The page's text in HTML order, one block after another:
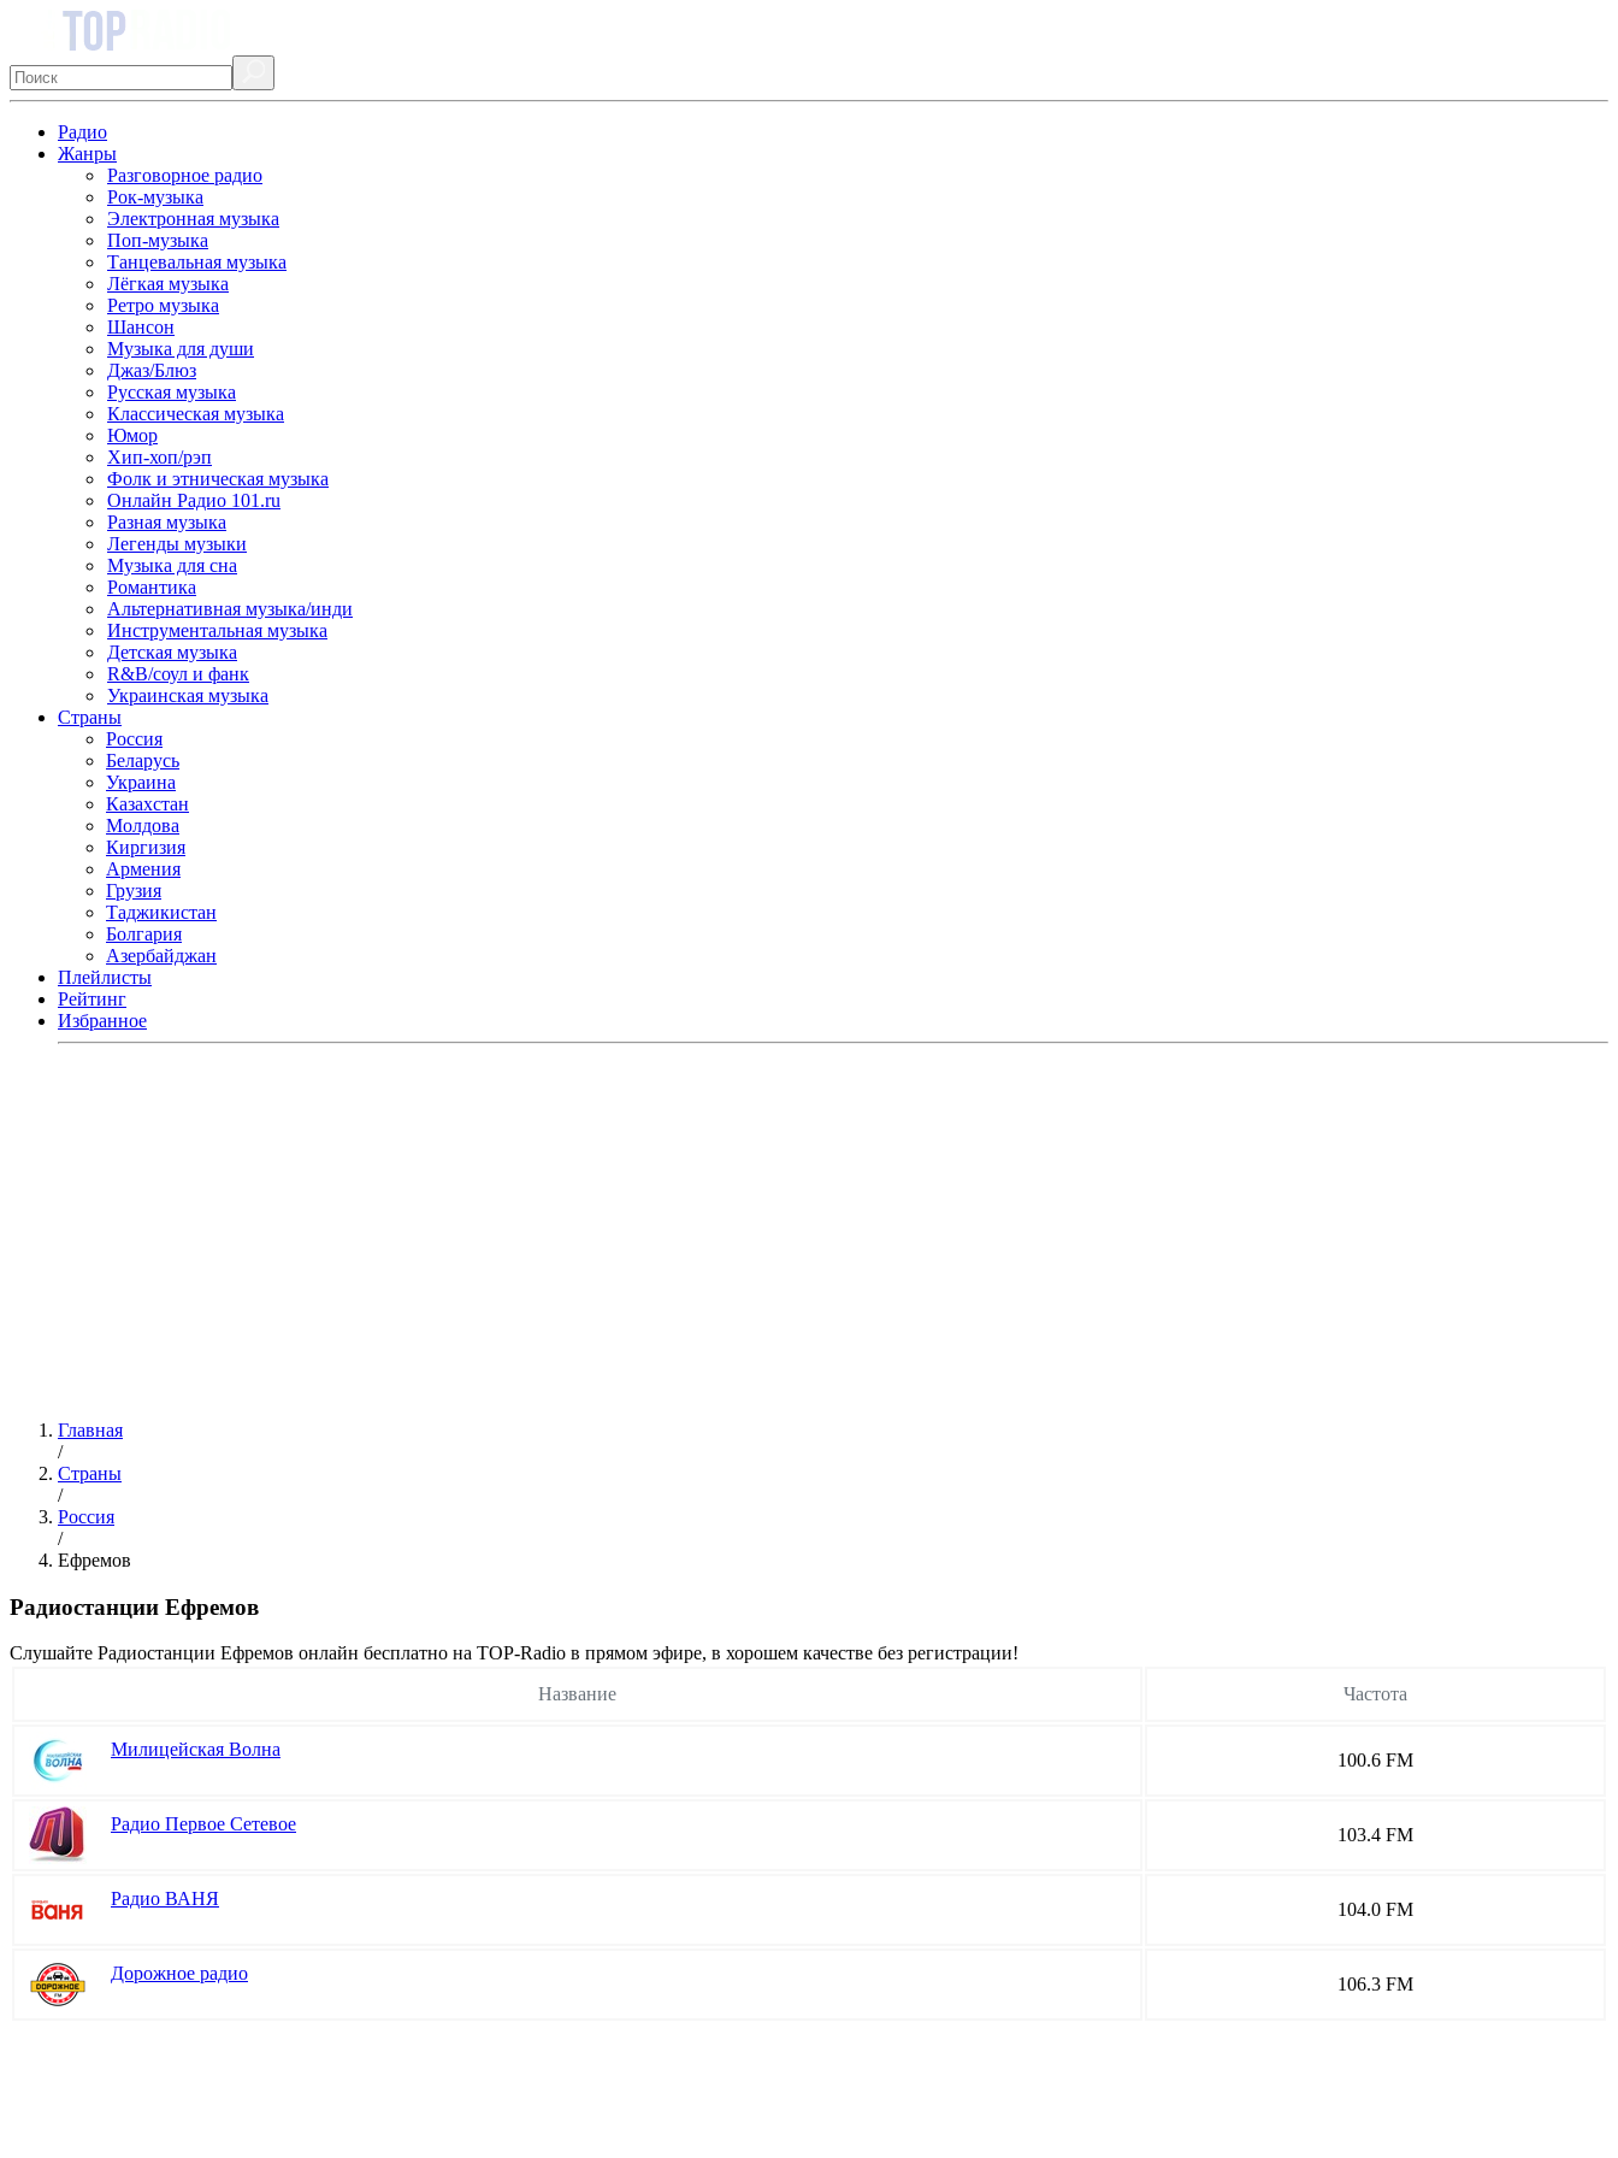
Радио
Жанры
Разговорное радио
Рок-музыка
Электронная музыка
Поп-музыка
Танцевальная музыка
Лёгкая музыка
Ретро музыка
Шансон
Музыка для души
Джаз/Блюз
Русская музыка
Классическая музыка
Юмор
Хип-хоп/рэп
Фолк и этническая музыка
Онлайн Радио 101.ru
Разная музыка
Легенды музыки
Музыка для сна
Романтика
Альтернативная музыка/инди
Инструментальная музыка
Детская музыка
R&B/cоул и фанк
Украинская музыка
Страны
Россия
Беларусь
Украина
Казахстан
Молдова
Киргизия
Армения
Грузия
Таджикистан
Болгария
Азербайджан
Плейлисты
Рейтинг
Избранное
Главная
/
Страны
/
Россия
/
Ефремов
Радиостанции Ефремов
Cлушайте Радиостанции Ефремов онлайн бесплатно на TOP-Radio в прямом эфире, в хорошем качестве без регистрации!
Название
Частота
Милицейская Волна
100.6 FM
Радио Первое Сетевое
103.4 FM
Радио ВАНЯ
104.0 FM
Дорожное радио
106.3 FM